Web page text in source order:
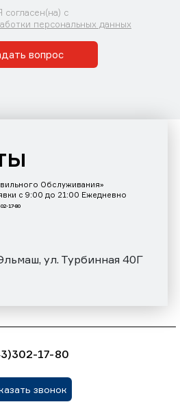
согласен(на) с
персональных данных
вопрос
Обслуживания»
с 9:00 до 21:00 Ежедневно
17-80
ул. Турбинная 40Г
17-80
звонок